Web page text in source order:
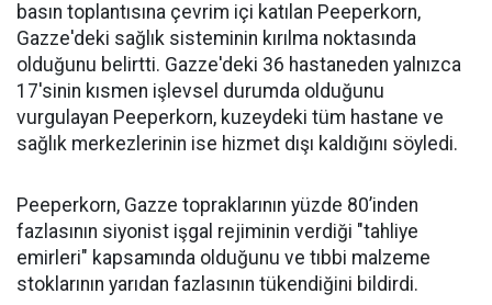
basın toplantısına çevrim içi katılan Peeperkorn,
Gazze'deki sağlık sisteminin kırılma noktasında
olduğunu belirtti. Gazze'deki 36 hastaneden yalnızca
17'sinin kısmen işlevsel durumda olduğunu
vurgulayan Peeperkorn, kuzeydeki tüm hastane ve
sağlık merkezlerinin ise hizmet dışı kaldığını söyledi.
Peeperkorn, Gazze topraklarının yüzde 80’inden
fazlasının siyonist işgal rejiminin verdiği "tahliye
emirleri" kapsamında olduğunu ve tıbbi malzeme
stoklarının yarıdan fazlasının tükendiğini bildirdi.